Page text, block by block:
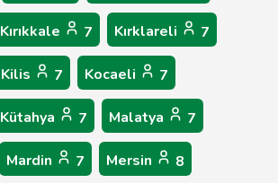
Kırıkkale 7 Kırklareli 7
Kilis 7 Kocaeli 7
Kütahya 7 Malatya 7
Mardin 7 Mersin 8